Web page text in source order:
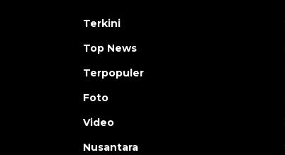
Terkini
Top News
Terpopuler
Foto
Video
Nusantara